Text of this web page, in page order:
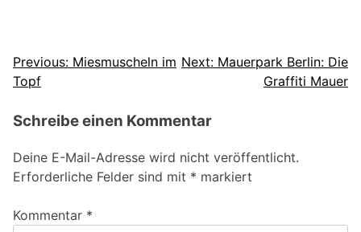
Beitragsnavigation
Previous: Miesmuscheln im
Topf
Next: Mauerpark Berlin: Die
Graffiti Mauer
Schreibe einen Kommentar
Deine E-Mail-Adresse wird nicht veröffentlicht.
Erforderliche Felder sind mit * markiert
Kommentar *